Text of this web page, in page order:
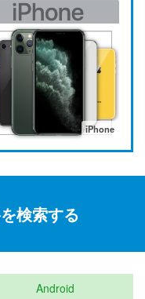
iPhone
検索する
Android